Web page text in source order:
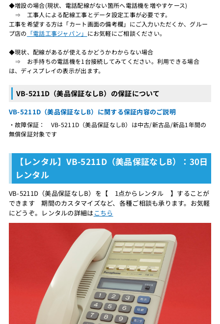
◆増設の場合(現状、電話配線がない箇所へ電話機を増やすケース)
⇒ 工事人による配線工事とデータ設定工事が必要です。
工事を希望する方は「カート画面の備考欄」にご入力いただくか、グルー
プ店の 「電話工事ジャパン」 にお気軽にご相談ください。
◆現状、配線があるが使えるかどうかわからない場合
⇒ お手持ちの電話機を1台接続してみてください。利用できる場合
は、ディスプレイの表示が出ます。
VB-5211D（美品保証なしB）の保証について
VB-5211D（美品保証なしB）に関する保証内容のご説明
・故障保証： VB-5211D（美品保証なしB）は中古/新古品/新品1年間の
無償保証対象です
【レンタル】VB-5211D（美品保証なしB）：30日
レンタル
VB-5211D（美品保証なしB）を【 1点からレンタル 】することが
できます 期間のカスタマイズなど、各種ご相談も承ります。お気軽
にどうぞ。レンタルの詳細はこちら